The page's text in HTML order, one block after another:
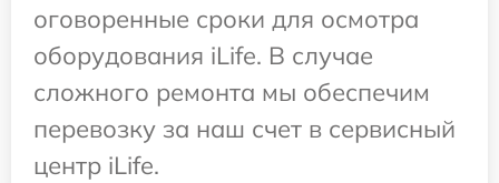
оговоренные сроки для осмотра
оборудования iLife. В случае
сложного ремонта мы обеспечим
перевозку за наш счет в сервисный
центр iLife.